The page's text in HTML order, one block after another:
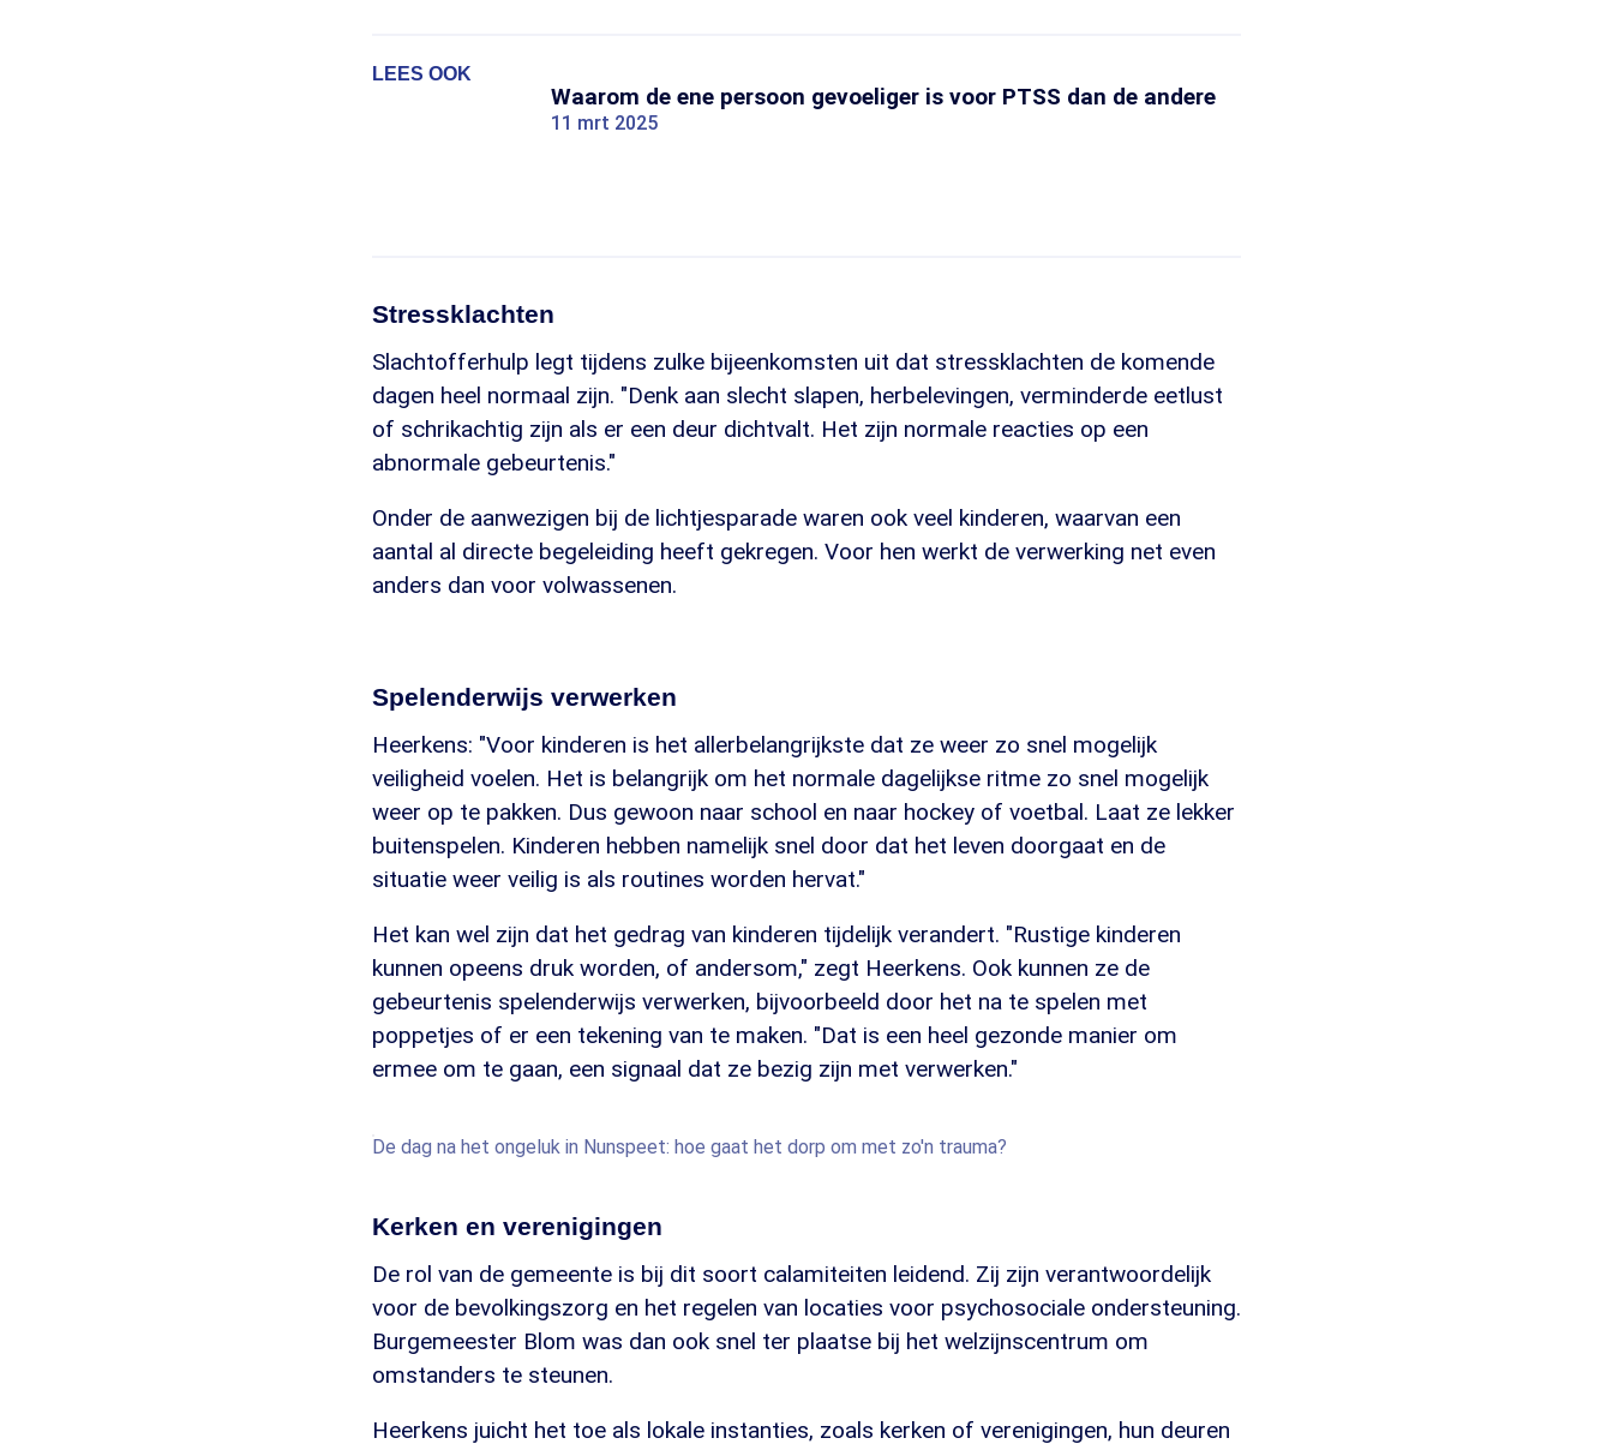
LEES OOK
Waarom de ene persoon gevoeliger is voor PTSS dan de andere
11 mrt 2025
Stressklachten
Slachtofferhulp legt tijdens zulke bijeenkomsten uit dat stressklachten de komende
dagen heel normaal zijn. "Denk aan slecht slapen, herbelevingen, verminderde eetlust
of schrikachtig zijn als er een deur dichtvalt. Het zijn normale reacties op een
abnormale gebeurtenis."
Onder de aanwezigen bij de lichtjesparade waren ook veel kinderen, waarvan een
aantal al directe begeleiding heeft gekregen. Voor hen werkt de verwerking net even
anders dan voor volwassenen.
Spelenderwijs verwerken
Heerkens: "Voor kinderen is het allerbelangrijkste dat ze weer zo snel mogelijk
veiligheid voelen. Het is belangrijk om het normale dagelijkse ritme zo snel mogelijk
weer op te pakken. Dus gewoon naar school en naar hockey of voetbal. Laat ze lekker
buitenspelen. Kinderen hebben namelijk snel door dat het leven doorgaat en de
situatie weer veilig is als routines worden hervat."
Het kan wel zijn dat het gedrag van kinderen tijdelijk verandert. "Rustige kinderen
kunnen opeens druk worden, of andersom," zegt Heerkens. Ook kunnen ze de
gebeurtenis spelenderwijs verwerken, bijvoorbeeld door het na te spelen met
poppetjes of er een tekening van te maken. "Dat is een heel gezonde manier om
ermee om te gaan, een signaal dat ze bezig zijn met verwerken."
De dag na het ongeluk in Nunspeet: hoe gaat het dorp om met zo'n trauma?
Kerken en verenigingen
De rol van de gemeente is bij dit soort calamiteiten leidend. Zij zijn verantwoordelijk
voor de bevolkingszorg en het regelen van locaties voor psychosociale ondersteuning.
Burgemeester Blom was dan ook snel ter plaatse bij het welzijnscentrum om
omstanders te steunen.
Heerkens juicht het toe als lokale instanties, zoals kerken of verenigingen, hun deuren